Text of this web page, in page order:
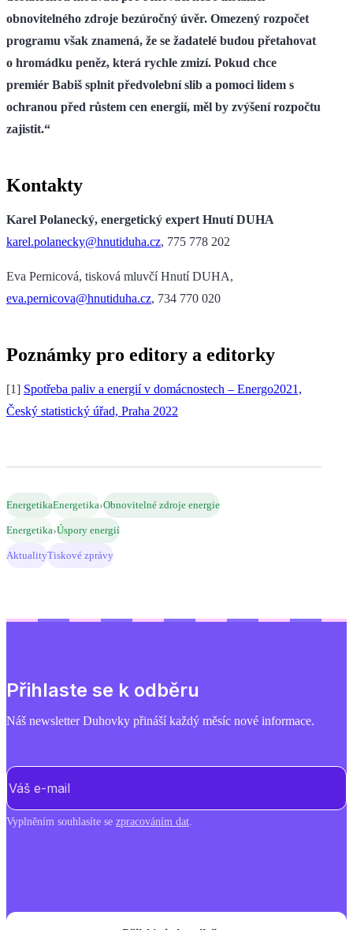
obnovitelného zdroje bezúročný úvěr. Omezený rozpočet
programu však znamená, že se žadatelé budou přetahovat
o hromádku peněz, která rychle zmizí. Pokud chce
premiér Babiš splnit předvolební slib a pomoci lidem s
ochranou před růstem cen energií, měl by zvýšení rozpočtu
zajistit.“
Kontakty
Karel Polanecký, energetický expert Hnutí DUHA
karel.polanecky@hnutiduha.cz, 775 778 202
Eva Pernicová, tisková mluvčí Hnutí DUHA,
eva.pernicova@hnutiduha.cz, 734 770 020
Poznámky pro editory a editorky
[1] Spotřeba paliv a energií v domácnostech – Energo2021,
Český statistický úřad, Praha 2022
EnergetikaEnergetika›Obnovitelné zdroje energie
Energetika›Úspory energií
AktualityTiskové zprávy
Přihlaste se k odběru
Náš newsletter Duhovky přináší každý měsíc nové informace.
E-mail
Vyplněním souhlasíte se zpracováním dat.